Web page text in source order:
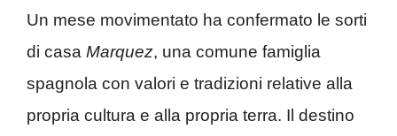
Un mese movimentato ha confermato le sorti
di casa Marquez, una comune famiglia
spagnola con valori e tradizioni relative alla
propria cultura e alla propria terra. Il destino